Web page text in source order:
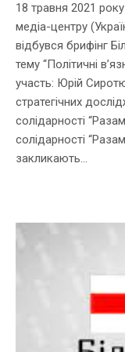
18 травня 2021
медіа-центру
відбувся брифінг
тему “Політичні
участь: Юрій
стратегічних
солідарності
солідарності
закликають...